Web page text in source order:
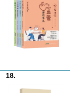
18.